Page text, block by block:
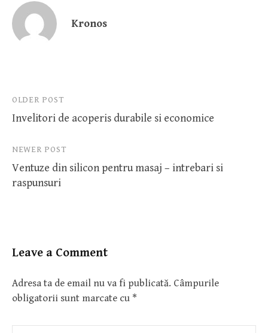
Kronos
Post
navigation
OLDER POST
Invelitori de acoperis durabile si economice
NEWER POST
Ventuze din silicon pentru masaj – intrebari si
raspunsuri
Leave a Comment
Adresa ta de email nu va fi publicată. Câmpurile
obligatorii sunt marcate cu *